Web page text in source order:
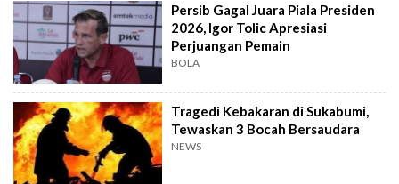
Persib Gagal Juara Piala Presiden
2026, Igor Tolic Apresiasi
Perjuangan Pemain
BOLA
Tragedi Kebakaran di Sukabumi,
Tewaskan 3 Bocah Bersaudara
NEWS